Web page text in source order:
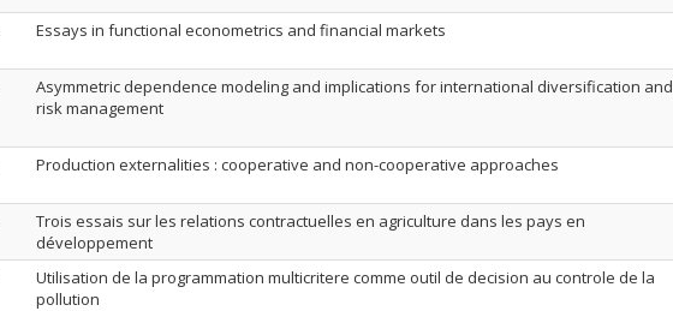
Essays in functional econometrics and financial markets
Asymmetric dependence modeling and implications for international diversification and
risk management
Production externalities : cooperative and non-cooperative approaches
Trois essais sur les relations contractuelles en agriculture dans les pays en
développement
Utilisation de la programmation multicritere comme outil de decision au controle de la
pollution